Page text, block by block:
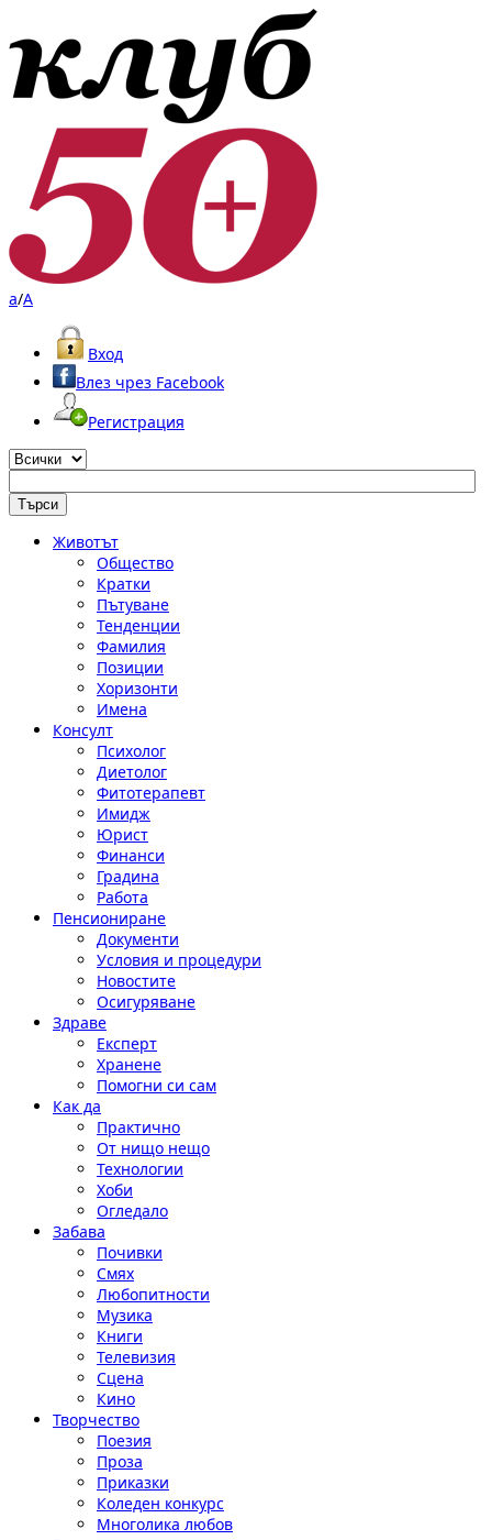
a/A
Вход
Влез чрез Facebook
Регистрация
Животът
Общество
Кратки
Пътуване
Тенденции
Фамилия
Позиции
Хоризонти
Имена
Консулт
Психолог
Диетолог
Фитотерапевт
Имидж
Юрист
Финанси
Градина
Работа
Пенсиониране
Документи
Условия и процедури
Новостите
Осигуряване
Здраве
Експерт
Хранене
Помогни си сам
Как да
Практично
От нищо нещо
Технологии
Хоби
Огледало
Забава
Почивки
Смях
Любопитности
Музика
Книги
Телевизия
Сцена
Кино
Творчество
Поезия
Проза
Приказки
Коледен конкурс
Многолика любов